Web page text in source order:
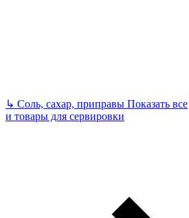
↳ Соль, сахар, приправы Показать все
и товары для сервировки